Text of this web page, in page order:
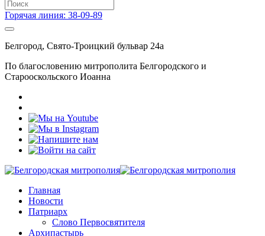
Горячая линия: 38-09-89
Белгород, Свято-Троицкий бульвар 24а
По благословению митрополита Белгородского и
Старооскольского Иоанна
Главная
Новости
Патриарх
Слово Первосвятителя
Архипастырь